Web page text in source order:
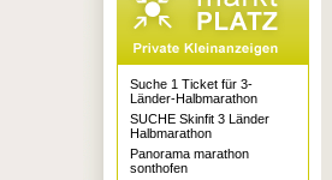
Suche 1 Ticket für 3-
Länder-Halbmarathon
SUCHE Skinfit 3 Länder
Halbmarathon
Panorama marathon
sonthofen